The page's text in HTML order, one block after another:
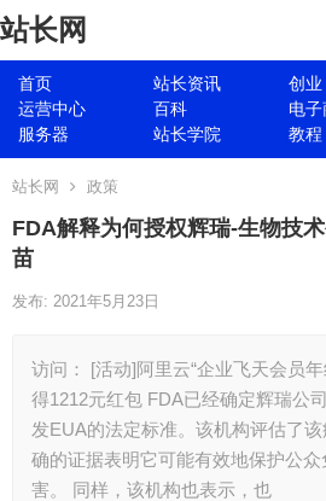
站长网
首页 站长资讯 创业
运营中心
百科 电子
服务器
站长学院 教程
站长网 政策
FDA解释为何授权辉瑞-生物技
苗
发布: 2021年5月23日
访问： [活动]阿里云“企业飞天会员
得1212元红包 FDA已经确定辉瑞公
发EUA的法定标准。该机构评估了
确的证据表明它可能有效地保护公
害。 同样，该机构也表示，也